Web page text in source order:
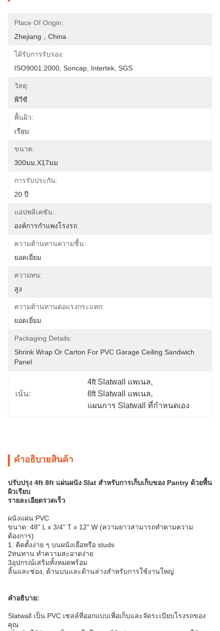
Place Of Origin:
Zhejiang，China
ได้รับการรับรอง:
ISO9001:2000, Soncap, Intertek, SGS
วัสดุ:
พีวีซี
พื้นผิว:
เรียบ
ขนาด:
300มม.X17มม
การรับประกัน:
20 ปี
แอปพลิเคชัน:
องค์การกำแพงโรงรถ
ความต้านทานความชื้น:
ยอดเยี่ยม
ความทน:
สูง
ความต้านทานต่อแรงกระแทก:
ยอดเยี่ยม
Packaging Details:
Shrink Wrap Or Carton For PVC Garage Ceiling Sandwich
Panel
เน้น:
4ft Slatwall แพเนล,
8ft Slatwall แพเนล,
แผนการ Slatwall ที่กําหนดเอง
คําอธิบายสินค้า
ปรับปรุง 4ft 8ft แผ่นผนัง Slat สําหรับการเก็บเก็บของ Pantry ด้วยพื้น
ผิวเรียบ
รายละเอียดรวดเร็ว
ผนังแผ่น PVC
ขนาด: 48" L x 3/4" T x 12" W (ความยาวสามารถทําตามความ
ต้องการ)
1. ติดตั้งง่าย ๆ บนผนังเยื่อหรือ studs
2ทนทาน ทําความสะอาดง่าย
3อุปกรณ์เสริมทั้งหมดพร้อม
ลิ้นและช่อง, ด้านบนและด้านล่างสําหรับการใช้งานใหญ่
คําอธิบาย:
Slatwall เป็น PVC เซลล์ที่ออกแบบเพื่อเก็บและจัดระเบียบโรงรถของ
คุณ